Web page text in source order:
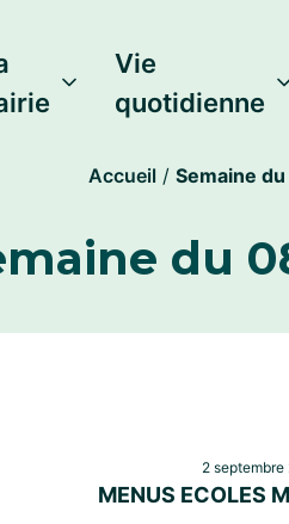
Vie
quotidienne
Accueil / Semaine
du
2 septembre
MENUS ECOLES